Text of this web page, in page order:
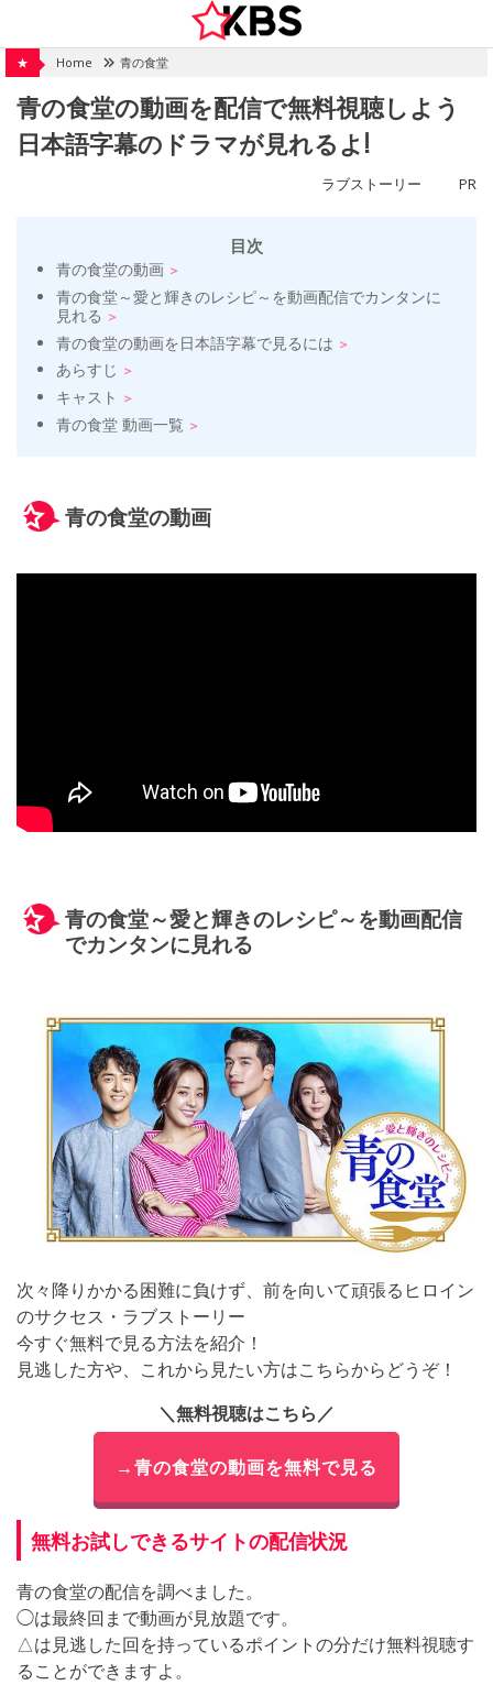
content
★ Home 青の食堂
青の食堂の動画を配信で無料視聴しよう
日本語字幕のドラマが見れるよ!
ラブストーリー PR
目次
青の食堂の動画
青の食堂～愛と輝きのレシピ～を動画配信でカンタンに
見れる
青の食堂の動画を日本語字幕で見るには
あらすじ
キャスト
青の食堂 動画一覧
青の食堂の動画
青の食堂～愛と輝きのレシピ～を動画配信
でカンタンに見れる
次々降りかかる困難に負けず、前を向いて頑張るヒロイン
のサクセス・ラブストーリー
今すぐ無料で見る方法を紹介！
見逃した方や、これから見たい方はこちらからどうぞ！
＼無料視聴はこちら／
→青の食堂の動画を無料で見る
無料お試しできるサイトの配信状況
青の食堂の配信を調べました。
◯は最終回まで動画が見放題です。
△は見逃した回を持っているポイントの分だけ無料視聴す
ることができますよ。